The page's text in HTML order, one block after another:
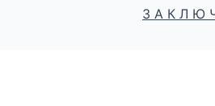
З А К Л Ю